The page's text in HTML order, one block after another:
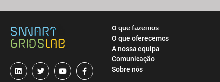
O que fazemos
O que oferecemos
A nossa equipa
Comunicação
Sobre nós